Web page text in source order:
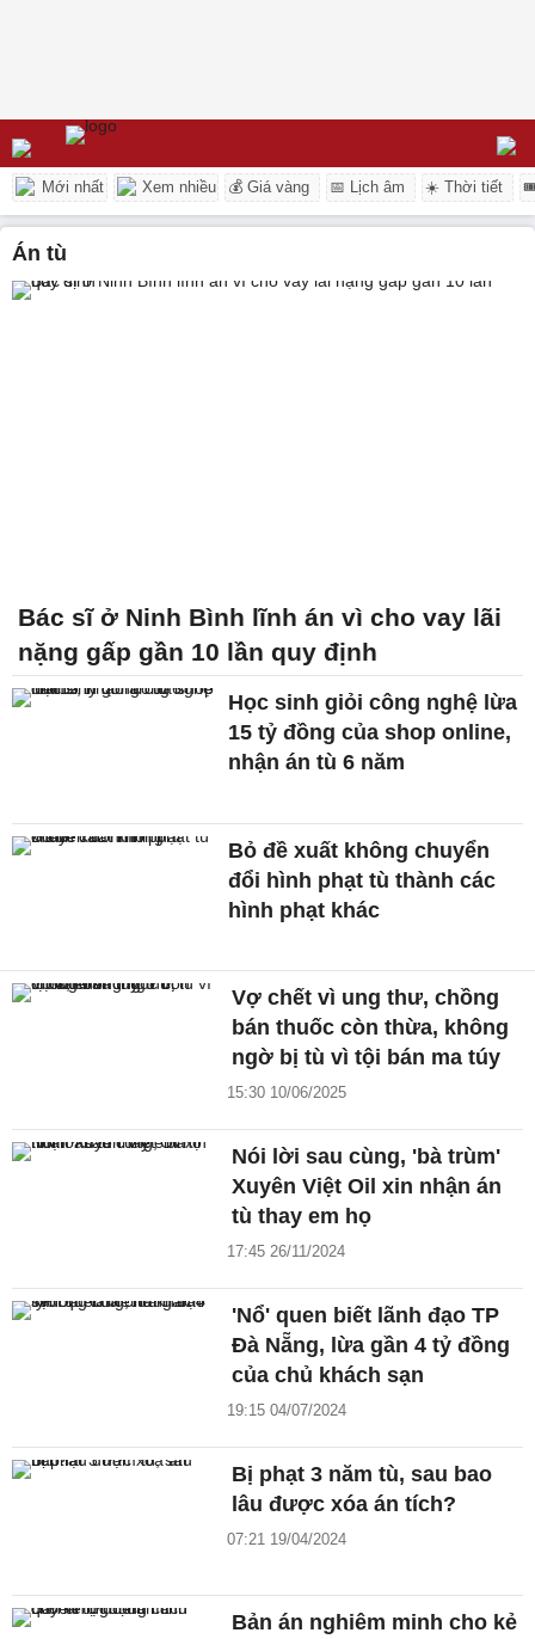
Mới nhất Xem nhiều 💰 Giá vàng 📅 Lịch âm ☀️ Thời tiết
án tù
Bác sĩ ở Ninh Bình lĩnh án vì cho vay lãi
nặng gấp gần 10 lần quy định
Học sinh giỏi công nghệ lừa
15 tỷ đồng của shop online,
nhận án tù 6 năm
Bỏ đề xuất không chuyển
đổi hình phạt tù thành các
hình phạt khác
Vợ chết vì ung thư, chồng
bán thuốc còn thừa, không
ngờ bị tù vì tội bán ma túy
15:30 10/06/2025
Nói lời sau cùng, 'bà trùm'
Xuyên Việt Oil xin nhận án
tù thay em họ
17:45 26/11/2024
'Nổ' quen biết lãnh đạo TP
Đà Nẵng, lừa gần 4 tỷ đồng
của chủ khách sạn
19:15 04/07/2024
Bị phạt 3 năm tù, sau bao
lâu được xóa án tích?
07:21 19/04/2024
Bản án nghiêm minh cho kẻ